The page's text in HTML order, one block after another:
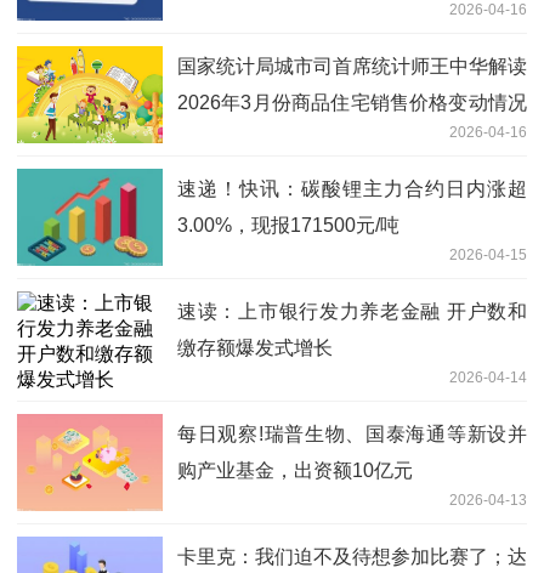
2026-04-16
国家统计局城市司首席统计师王中华解读
2026年3月份商品住宅销售价格变动情况
2026-04-16
速递！快讯：碳酸锂主力合约日内涨超
3.00%，现报171500元/吨
2026-04-15
速读：上市银行发力养老金融 开户数和
缴存额爆发式增长
2026-04-14
每日观察!瑞普生物、国泰海通等新设并
购产业基金，出资额10亿元
2026-04-13
卡里克：我们迫不及待想参加比赛了；达